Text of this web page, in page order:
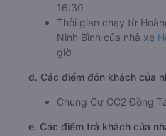
16:30
Thời gian chạy từ
Ninh Bình của nhà xe
giờ
d. Các điểm đón khách của
Chung Cư CC2 Đồng
e. Các điểm trả khách của